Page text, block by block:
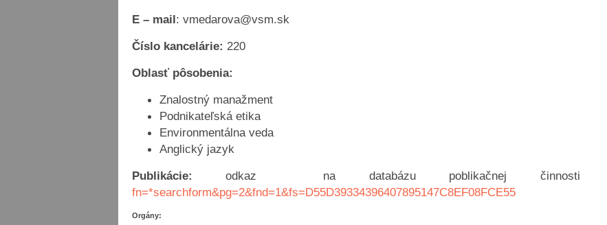
E – mail: vmedarova@vsm.sk
Číslo kancelárie: 220
Oblasť pôsobenia:
Znalostný manažment
Podnikateľská etika
Environmentálna veda
Anglický jazyk
Publikácie: odkaz na databázu poblikačnej činnosti
fn=*searchform&pg=2&fnd=1&fs=D55D39334396407895147C8EF08FCE55
Orgány: